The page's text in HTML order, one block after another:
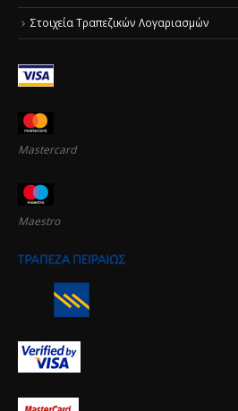
Στοιχεία Τραπεζικών Λογαριασμών
Mastercard
Maestro